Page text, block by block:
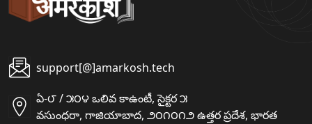
support[@]amarkosh.tech
ఏ-౮ / ౫౦౪ ఒలివ కాఉంటీ, సైక్టర ౫
వసుంధరా, గాజియాబాద, ౨౦౧౦౧౨ ఉత్తర ప్రదేశ, భారత